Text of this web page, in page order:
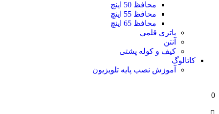
محافظ 50 اینچ
محافظ 55 اینچ
محافظ 65 اینچ
باتری قلمی
آنتن
کیف و کوله پشتی
کاتالوگ
آموزش نصب پایه تلویزیون
0